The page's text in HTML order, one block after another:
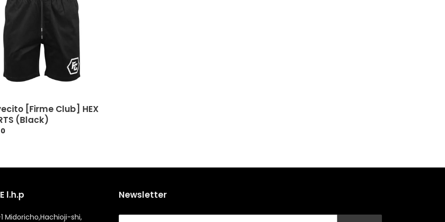
[Firme Club] HEX
(Black)
l.h.p
Midoricho,Hachioji-shi,
Newsletter